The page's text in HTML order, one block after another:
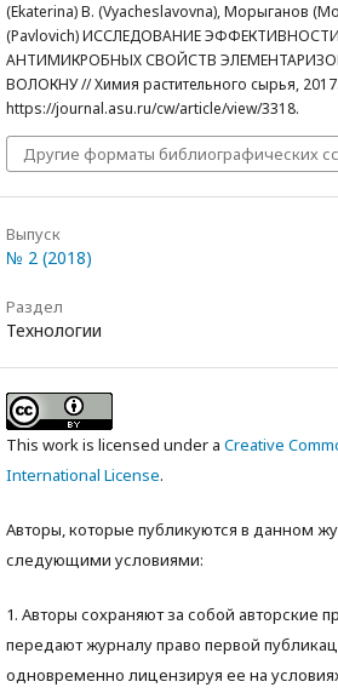
(Ekaterina) В. (Vyacheslavovna), Морыганов
(Pavlovich) ИССЛЕДОВАНИЕ
АНТИМИКРОБНЫХ СВОЙСТВ
ВОЛОКНУ // Химия растительного сырья,
https://journal.asu.ru/cw/article/view/3318.
Другие форматы библиографических
Выпуск
№ 2 (2018)
Раздел
Технологии
This work is licensed under a Creative
International License.
Авторы, которые публикуются в данном
следующими условиями:
1. Авторы сохраняют за собой авторские
передают журналу право первой
одновременно лицензируя ее на